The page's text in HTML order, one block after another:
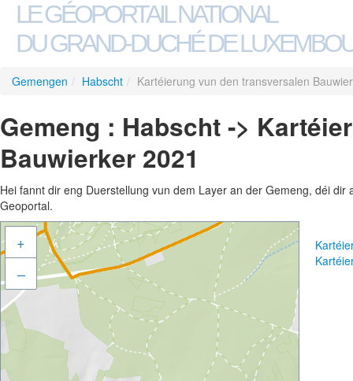
LE GÉOPORTAIL NATIONAL
DU GRAND-DUCHÉ DE
Gemengen / Habscht / Kartéierung vun den transversalen
Gemeng : Habscht ->
Bauwierker 2021
Hei fannt dir eng Duerstellung vun dem Layer an der Gemeng, déi
Geoportal.
+
–